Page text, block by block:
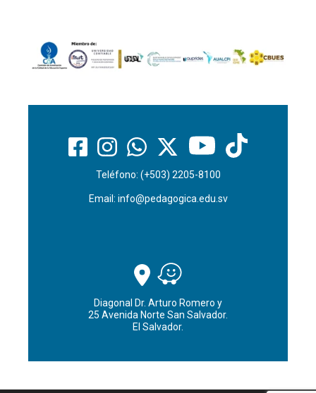
Teléfono: (+503) 2205-8100
Email: info@pedagogica.edu.sv
Diagonal Dr. Arturo Romero y
25 Avenida Norte San Salvador.
El Salvador.